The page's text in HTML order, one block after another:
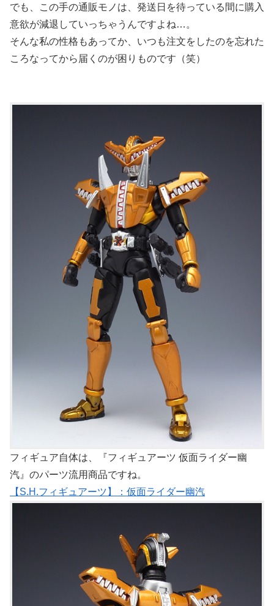
でも、この手の通販モノは、発送日を待っている間に購入
意欲が減退していっちゃうんですよね…。
そんな私の性格もあってか、いつも注文をしたのを忘れた
ころなってから届くのが困りものです（笑）
フィギュア自体は、『フィギュアーツ 仮面ライダー幽
汽』のパーツ流用商品ですね。
【S.H.フィギュアーツ】：仮面ライダー幽汽